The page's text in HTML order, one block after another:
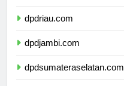
dpdriau.com
dpdjambi.com
dpdsumateraselatan.com